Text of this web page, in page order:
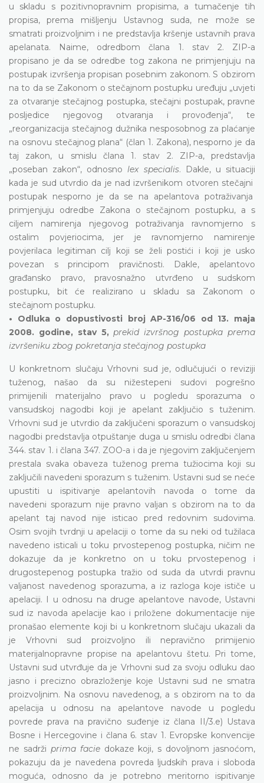
u skladu s pozitivnopravnim propisima, a tumačenje tih
propisa, prema mišljenju Ustavnog suda, ne može se
smatrati proizvoljnim i ne predstavlja kršenje ustavnih prava
apelanata. Naime, odredbom člana 1. stav 2. ZIP-a
propisano je da se odredbe tog zakona ne primjenjuju na
postupak izvršenja propisan posebnim zakonom. S obzirom
na to da se Zakonom o stečajnom postupku uređuju „uvjeti
za otvaranje stečajnog postupka, stečajni postupak, pravne
posljedice njegovog otvaranja i provođenja“, te
„reorganizacija stečajnog dužnika nesposobnog za plaćanje
na osnovu stečajnog plana“ (član 1. Zakona), nesporno je da
taj zakon, u smislu člana 1. stav 2. ZIP-a, predstavlja
„poseban zakon“, odnosnolex specialis. Dakle, u situaciji
kada je sud utvrdio da je nad izvršenikom otvoren stečajni
postupak nesporno je da se na apelantova potraživanja
primjenjuju odredbe Zakona o stečajnom postupku, a s
ciljem namirenja njegovog potraživanja ravnomjerno s
ostalim povjeriocima, jer je ravnomjerno namirenje
povjerilaca legitiman cilj koji se želi postići i koji je usko
povezan s principom pravičnosti. Dakle, apelantovo
građansko pravo, pravosnažno utvrđeno u sudskom
postupku, bit će realizirano u skladu sa Zakonom o
stečajnom postupku.
• Odluka o dopustivosti broj AP-316/06 od 13. maja
2008. godine, stav 5,prekid izvršnog postupka prema
izvršeniku zbog pokretanja stečajnog postupka
U konkretnom slučaju Vrhovni sud je, odlučujući o reviziji
tuženog, našao da su nižestepeni sudovi pogrešno
primijenili materijalno pravo u pogledu sporazuma o
vansudskoj nagodbi koji je apelant zaključio s tuženim.
Vrhovni sud je utvrdio da zaključeni sporazum o vansudskoj
nagodbi predstavlja otpuštanje duga u smislu odredbi člana
344. stav 1. i člana 347. ZOO-a i da je njegovim zaključenjem
prestala svaka obaveza tuženog prema tužiocima koji su
zaključili navedeni sporazum s tuženim. Ustavni sud se neće
upustiti u ispitivanje apelantovih navoda o tome da
navedeni sporazum nije pravno valjan s obzirom na to da
apelant taj navod nije isticao pred redovnim sudovima.
Osim svojih tvrdnji u apelaciji o tome da su neki od tužilaca
navedeno isticali u toku prvostepenog postupka, ničim ne
dokazuje da je konkretno on u toku prvostepenog i
drugostepenog postupka tražio od suda da utvrdi pravnu
valjanost navedenog sporazuma, a iz razloga koje ističe u
apelaciji. I u odnosu na druge apelantove navode, Ustavni
sud iz navoda apelacije kao i priložene dokumentacije nije
pronašao elemente koji bi u konkretnom slučaju ukazali da
je Vrhovni sud proizvoljno ili nepravično primijenio
materijalnopravne propise na apelantovu štetu. Pri tome,
Ustavni sud utvrđuje da je Vrhovni sud za svoju odluku dao
jasno i precizno obrazloženje koje Ustavni sud ne smatra
proizvoljnim. Na osnovu navedenog, a s obzirom na to da
apelacija u odnosu na apelantove navode u pogledu
povrede prava na pravično suđenje iz člana II/3.e) Ustava
Bosne i Hercegovine i člana 6. stav 1. Evropske konvencije
ne sadrži prima faciedokaze koji, s dovoljnom jasnoćom,
pokazuju da je navedena povreda ljudskih prava i sloboda
moguća, odnosno da je potrebno meritorno ispitivanje